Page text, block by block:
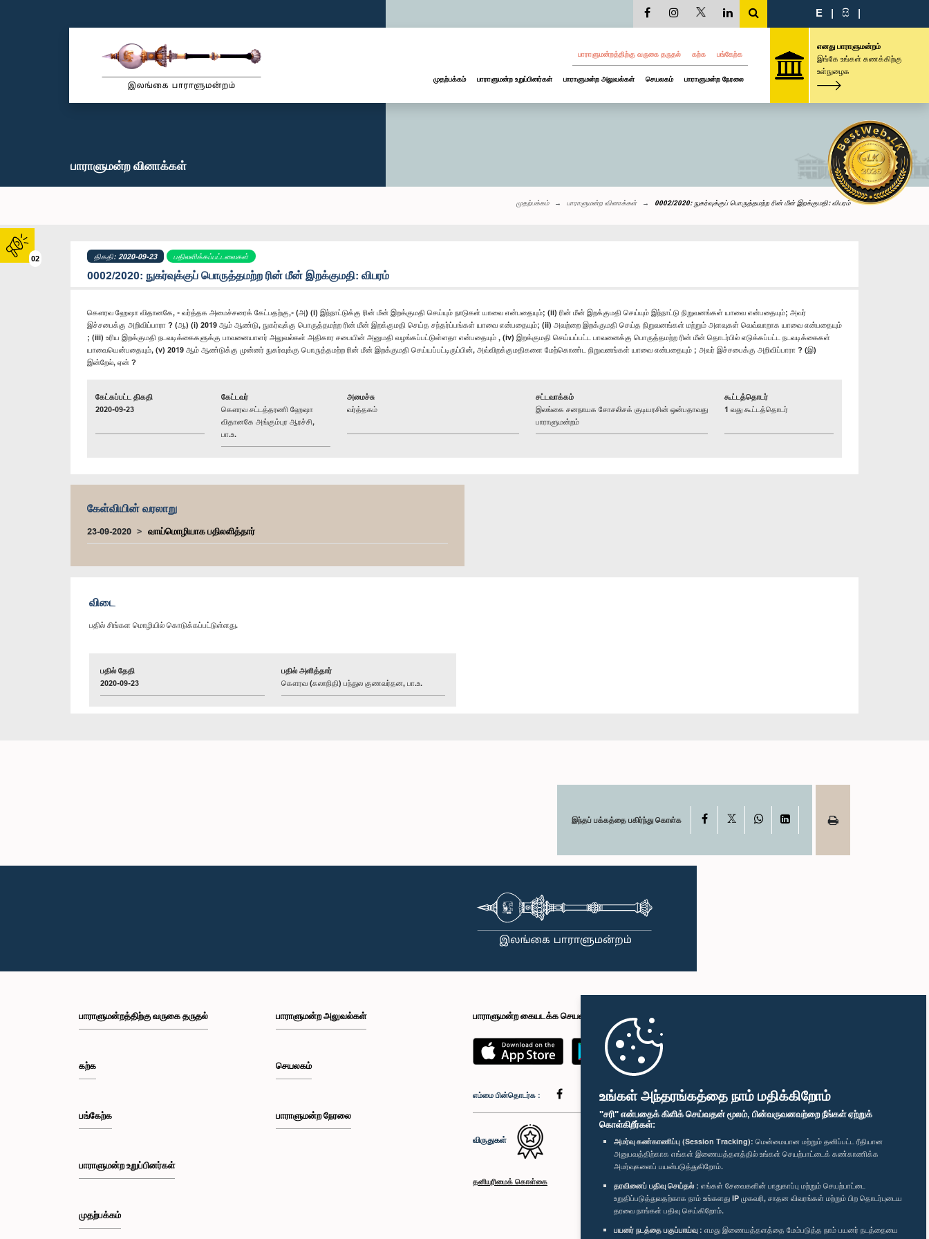
உங்கள் அந்தரங்கத்தை நாம் மதிக்கிறோம்
"சரி" என்பதைக் கிளிக் செய்வதன் மூலம், பின்வருவனவற்றை நீங்கள் ஏற்றுக்
கொள்கிறீர்கள்:
அமர்வு கண்காணிப்பு (Session Tracking): மென்மையான மற்றும் தனிப்பட்ட ரீதியான
அனுபவத்திற்காக எங்கள் இணையத்தளத்தில் உங்கள் செயற்பாட்டைக் கண்காணிக்க
அமர்வுகளைப் பயன்படுத்துகிறோம்.
தரவினைப் பதிவு செய்தல் : எங்கள் சேவைகளின் பாதுகாப்பு மற்றும் செயற்பாட்டை
உறுதிப்படுத்துவதற்காக நாம் உங்களது IP முகவரி, சாதன விவரங்கள் மற்றும் பிற தொடர்புடைய
தரவை நாங்கள் பதிவு செய்கிறோம்.
பயனர் நடத்தை பகுப்பாய்வு : எமது இணையத்தளத்தை மேம்படுத்த நாம் பயனர் நடத்தையை
02
E | සි |
பாராளுமன்றத்திற்கு வருகை தருதல் கற்க பங்கேற்க
முதற்பக்கம் பாராளுமன்ற உறுப்பினர்கள் பாராளுமன்ற அலுவல்கள் செயலகம் பாராளுமன்ற நேரலை
எனது பாராளுமன்றம்
இங்கே உங்கள் கணக்கிற்கு
உள்நுழைக
பாராளுமன்ற வினாக்கள்
முதற்பக்கம் பாராளுமன்ற வினாக்கள் 0002/2020: நுகர்வுக்குப் பொருத்தமற்ற ரின் மீன் இறக்குமதி: விபரம்
திகதி: 2020-09-23 பதிலளிக்கப்பட்டவைகள்
0002/2020: நுகர்வுக்குப் பொருத்தமற்ற ரின் மீன் இறக்குமதி: விபரம்
கௌரவ ஹேஷா விதானகே, - வர்த்தக அமைச்சரைக் கேட்பதற்கு,- (அ) (i) இந்நாட்டுக்கு ரின் மீன் இறக்குமதி செய்யும் நாடுகள் யாவை என்பதையும்; (ii) ரின் மீன் இறக்குமதி செய்யும் இந்நாட்டு நிறுவனங்கள் யாவை என்பதையும்; அவர்
இச்சபைக்கு அறிவிப்பாரா ? (ஆ) (i) 2019 ஆம் ஆண்டு, நுகர்வுக்கு பொருத்தமற்ற ரின் மீன் இறக்குமதி செய்த சந்தர்ப்பங்கள் யாவை என்பதையும்; (ii) அவற்றை இறக்குமதி செய்த நிறுவனங்கள் மற்றும் அளவுகள் வெவ்வாறாக யாவை என்பதையும்
; (iii) உரிய இறக்குமதி நடவடிக்கைகளுக்கு பாவனையாளர் அலுவல்கள் அதிகார சபையின் அனுமதி வழங்கப்பட்டுள்ளதா என்பதையும் , (iv) இறக்குமதி செய்யப்பட்ட பாவனைக்கு பொருத்தமற்ற ரின் மீன் தொடர்பில் எடுக்கப்பட்ட நடவடிக்கைகள்
யாவையென்பதையும், (v) 2019 ஆம் ஆண்டுக்கு முன்னர் நுகர்வுக்கு பொருத்தமற்ற ரின் மீன் இறக்குமதி செய்யப்பட்டிருப்பின், அவ்விறக்குமதிகளை மேற்கொண்ட நிறுவனங்கள் யாவை என்பதையும் ; அவர் இச்சபைக்கு அறிவிப்பாரா ? (இ)
இன்றேல், ஏன் ?
கேட்கப்பட்ட திகதி
2020-09-23
கேட்டவர்
கௌரவ சட்டத்தரணி ஹேஷா
விதானகே அங்கும்புர ஆரச்சி,
பா.உ.
அமைச்சு
வர்த்தகம்
சட்டவாக்கம்
இலங்கை சனநாயக சோசலிசக் குடியரசின் ஒன்பதாவது
பாராளுமன்றம்
கூட்டத்தொடர்
1 வது கூட்டத்தொடர்
கேள்வியின் வரலாறு
23-09-2020 வாய்மொழியாக பதிலளித்தார்
விடை
பதில் சிங்கள மொழியில் கொடுக்கப்பட்டுள்ளது.
பதில் தேதி
2020-09-23
பதில் அளித்தார்
கௌரவ (கலாநிதி) பந்துல குணவர்தன, பா.உ.
இந்தப் பக்கத்தை பகிர்ந்து கொள்க Facebook WhatsAppLinkedIn
பாராளுமன்றத்திற்கு வருகை தருதல்
கற்க
பங்கேற்க
பாராளுமன்ற உறுப்பினர்கள்
முதற்பக்கம்
பாராளுமன்ற அலுவல்கள்
செயலகம்
பாராளுமன்ற நேரலை
பாராளுமன்ற கையடக்க செயலி
எம்மை பின்தொடர்க :
விருதுகள்
தனியுரிமைக் கொள்கை